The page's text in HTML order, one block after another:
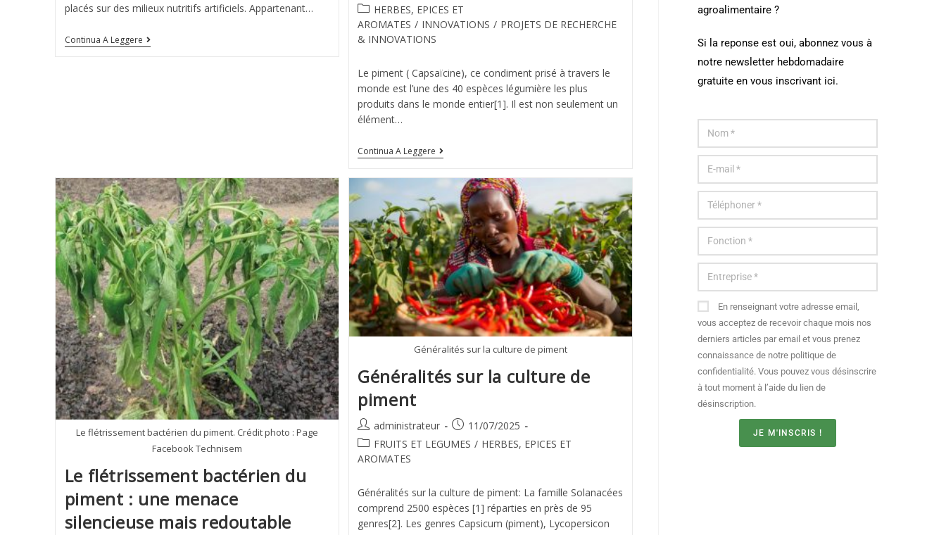
placés sur des milieux nutritifs artificiels. Appartenant…
Continua A Leggere
HERBES, EPICES ET
AROMATES / INNOVATIONS / PROJETS DE RECHERCHE
& INNOVATIONS
Le piment ( Capsaïcine), ce condiment prisé à travers le
monde est l’une des 40 espèces légumière les plus
produits dans le monde entier[1]. Il est non seulement un
élément…
Continua A Leggere
Le flétrissement bactérien du piment. Crédit photo : Page
Facebook Technisem
Le flétrissement bactérien du
piment : une menace
silencieuse mais redoutable
Généralités sur la culture de piment
Généralités sur la culture de
piment
administrateur
11/07/2025
FRUITS ET LEGUMES / HERBES, EPICES ET
AROMATES
Généralités sur la culture de piment: La famille Solanacées
comprend 2500 espèces [1] réparties en près de 95
genres[2]. Les genres Capsicum (piment), Lycopersicon
agroalimentaire ?
Si la reponse est oui, abonnez vous à
notre newsletter hebdomadaire
gratuite en vous inscrivant ici.
En renseignant votre adresse email,
vous acceptez de recevoir chaque mois nos
derniers articles par email et vous prenez
connaissance de notre politique de
confidentialité. Vous pouvez vous désinscrire
à tout moment à l’aide du lien de
désinscription.
JE M'INSCRIS !